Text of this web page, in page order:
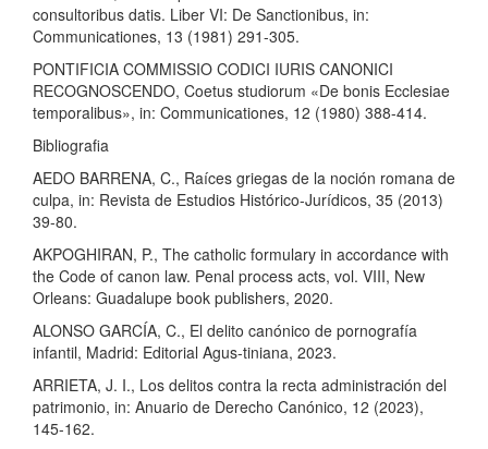
consultoribus datis. Liber VI: De Sanctionibus, in:
Communicationes, 13 (1981) 291-305.
PONTIFICIA COMMISSIO CODICI IURIS CANONICI
RECOGNOSCENDO, Coetus studiorum «De bonis Ecclesiae
temporalibus», in: Communicationes, 12 (1980) 388-414.
Bibliografia
AEDO BARRENA, C., Raíces griegas de la noción romana de
culpa, in: Revista de Estudios Histórico-Jurídicos, 35 (2013)
39-80.
AKPOGHIRAN, P., The catholic formulary in accordance with
the Code of canon law. Penal process acts, vol. VIII, New
Orleans: Guadalupe book publishers, 2020.
ALONSO GARCÍA, C., El delito canónico de pornografía
infantil, Madrid: Editorial Agus-tiniana, 2023.
ARRIETA, J. I., Los delitos contra la recta administración del
patrimonio, in: Anuario de Derecho Canónico, 12 (2023),
145-162.